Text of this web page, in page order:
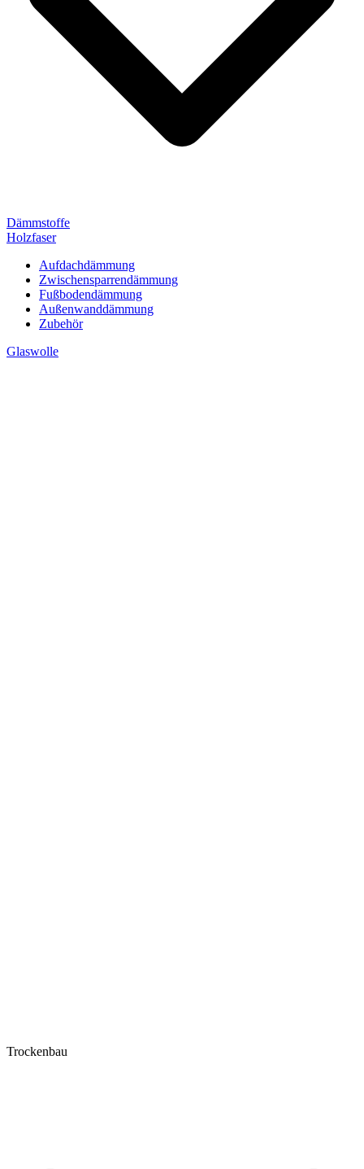
Dämmstoffe
Holzfaser
Aufdachdämmung
Zwischensparrendämmung
Fußbodendämmung
Außenwanddämmung
Zubehör
Glaswolle
Trockenbau